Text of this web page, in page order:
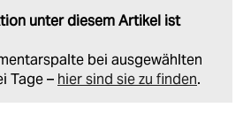
unter diesem Artikel ist
bei ausgewählten
Tage – hier sind sie zu finden.